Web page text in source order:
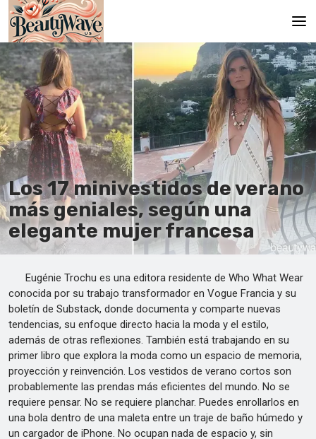
Principal
En
Es
Ru
It
De
Los 17 minivestidos de verano
más geniales, según una
elegante mujer francesa
Eugénie Trochu es una editora residente de Who What Wear
conocida por su trabajo transformador en Vogue Francia y su
boletín de Substack, donde documenta y comparte nuevas
tendencias, su enfoque directo hacia la moda y el estilo,
además de otras reflexiones. También está trabajando en su
primer libro que explora la moda como un espacio de memoria,
proyección y reinvención. Los vestidos de verano cortos son
probablemente las prendas más eficientes del mundo. No se
requiere pensar. No se requiere planchar. Puedes enrollarlos en
una bola dentro de una maleta entre un traje de baño húmedo y
un cargador de iPhone. No ocupan nada de espacio y, sin